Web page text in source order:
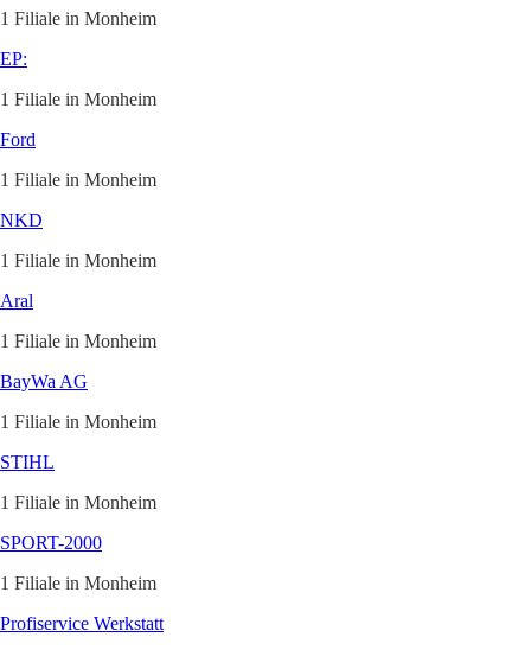
1 Filiale in Monheim
EP:
1 Filiale in Monheim
Ford
1 Filiale in Monheim
NKD
1 Filiale in Monheim
Aral
1 Filiale in Monheim
BayWa AG
1 Filiale in Monheim
STIHL
1 Filiale in Monheim
SPORT-2000
1 Filiale in Monheim
Profiservice Werkstatt